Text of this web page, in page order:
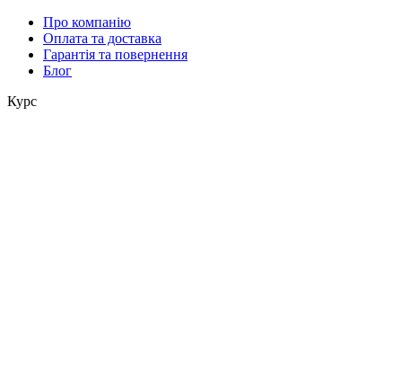
Про компанію
Оплата та доставка
Гарантія та повернення
Блог
Курс